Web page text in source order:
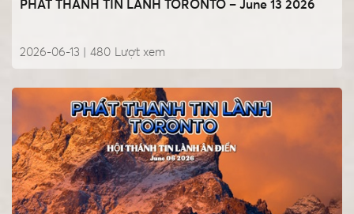
PHÁT THANH TIN LÀNH TORONTO – June 13 2026
2026-06-13 | Lượt xem
480